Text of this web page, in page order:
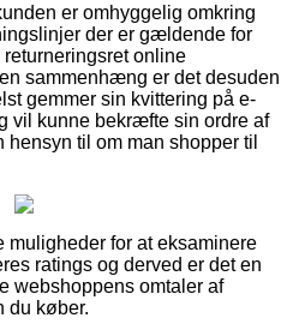
er omhyggelig omkring
der er gældende for
online
sammenhæng er det desuden
gemmer sin kvittering på e-
vil kunne bekræfte sin ordre af
til om man shopper til
muligheder for at eksaminere
ratings og derved er det en
webshoppens omtaler af
du køber.